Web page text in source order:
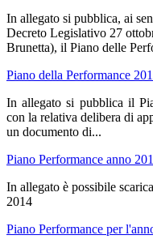
In allegato si pubblica, ai
Decreto Legislativo 27
Brunetta), il Piano delle
Piano della Performance
In allegato si pubblica il
con la relativa delibera di
un documento di...
Piano Performance anno
In allegato è possibile
2014
Piano Performance per